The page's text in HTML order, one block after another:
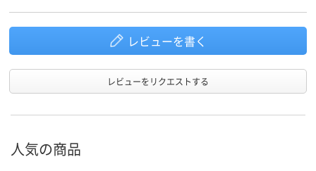
レビューを書く
レビューをリクエストする
人気の商品